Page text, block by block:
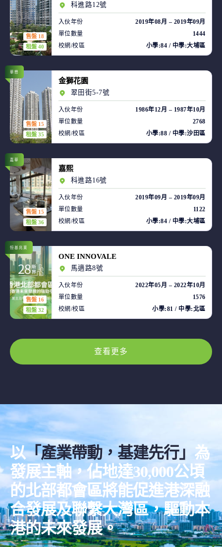
售盤 18
租盤 40
科進路12號
入伙年份
2019年08月 – 2019年09月
單位數量
1444
校網/校區
小學:84 / 中學:大埔區
售盤 15
租盤 35
華懋
金獅花園
翠田街5-7號
入伙年份
1986年12月 – 1987年10月
單位數量
2768
校網/校區
小學:88 / 中學:沙田區
售盤 15
租盤 36
嘉華
嘉熙
科進路16號
入伙年份
2019年09月 – 2019年09月
單位數量
1122
校網/校區
小學:84 / 中學:大埔區
售盤 16
租盤 32
恒基兆業
ONE INNOVALE
馬適路8號
入伙年份
2022年05月 – 2022年10月
單位數量
1576
校網/校區
小學:81 / 中學:北區
查看更多
以「產業帶動，基建先行」 為
發展主軸，佔地達30,000公頃
的北部都會區將能促進港深融
合發展及聯繫大灣區，驅動本
港的未來發展。